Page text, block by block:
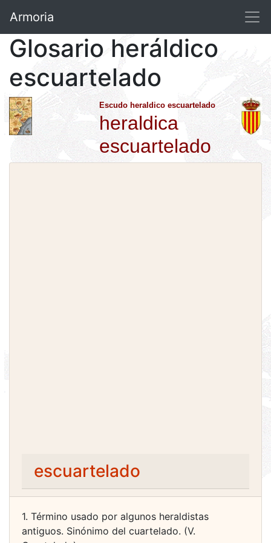
Armoria
Glosario heráldico
escuartelado
Escudo heraldico escuartelado
heraldica
escuartelado
escuartelado
1. Término usado por algunos heraldistas
antiguos. Sinónimo del cuartelado. (V.